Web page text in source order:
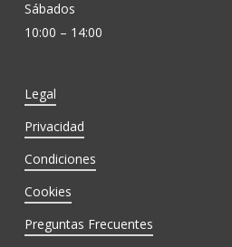
Sábados
10:00 – 14:00
Legal
Privacidad
Condiciones
Cookies
Preguntas Frecuentes